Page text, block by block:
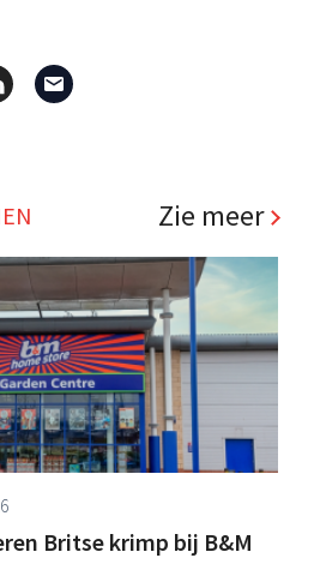
Zie meer
Britse krimp bij B&M